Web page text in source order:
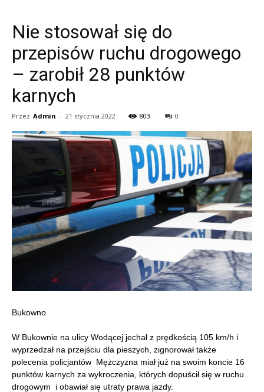
Nie stosował się do
przepisów ruchu drogowego
– zarobił 28 punktów
karnych
Przez Admin - 21 stycznia 2022 803 0
Bukowno
W Bukownie na ulicy Wodącej jechał z prędkością 105 km/h i
wyprzedzał na przejściu dla pieszych, zignorował także
polecenia policjantów Mężczyzna miał już na swoim koncie 16
punktów karnych za wykroczenia, których dopuścił się w ruchu
drogowym i obawiał się utraty prawa jazdy.